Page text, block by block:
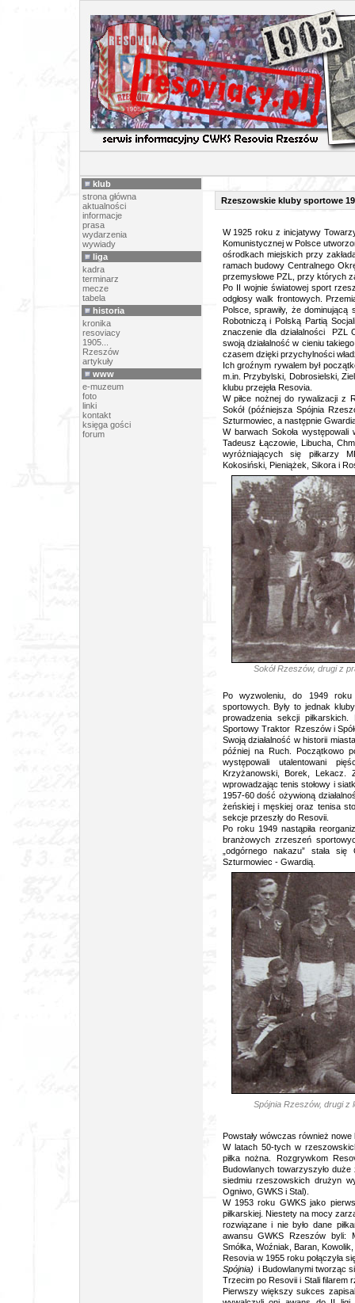
klub
strona główna
aktualności
informacje
prasa
wydarzenia
wywiady
liga
kadra
terminarz
mecze
tabela
historia
kronika
resoviacy
1905...
Rzeszów
artykuły
www
e-muzeum
foto
linki
kontakt
księga gości
forum
Rzeszowskie kluby sportowe
W 1925 roku z inicjatywy
Komunistycznej w Polsce
ośrodkach miejskich przy
ramach budowy Centralnego
przemysłowe PZL, przy których
Po II wojnie światowej sport
odgłosy walk frontowych.
Polsce, sprawiły, że dominującą
Robotniczą i Polską Partią
znaczenie dla działalności PZL
swoją działalność w cieniu
czasem dzięki przychylności
Ich groźnym rywalem był
m.in. Przybylski, Dobrosielski,
klubu przejęła Resovia.
W piłce nożnej do rywalizacji z
Sokół (późniejsza Spójnia
Szturmowiec, a następnie
W barwach Sokoła
Tadeusz Łączowie, Libucha,
wyróżniających się piłkarzy
Kokosiński, Pieniążek, Sikora i
Sokół Rzeszów, drugi z
Po wyzwoleniu, do 1949
sportowych. Były to jednak
prowadzenia sekcji
Sportowy Traktor Rzeszów i
Swoją działalność w historii
później na Ruch. Początkowo
występowali utalentowani
Krzyżanowski, Borek,
wprowadzając tenis stołowy i
1957-60 dość ożywioną
żeńskiej i męskiej oraz tenisa
sekcje przeszły do Resovii.
Po roku 1949 nastąpiła
branżowych zrzeszeń
„odgórnego nakazu” stała
Szturmowiec - Gwardią.
Spójnia Rzeszów, drugi z
Powstały wówczas również
W latach 50-tych w
piłka nożna. Rozgrywkom
Budowlanych towarzyszyło
siedmiu rzeszowskich drużyn
Ogniwo, GWKS i Stal).
W 1953 roku GWKS jako
piłkarskiej. Niestety na mocy
rozwiązane i nie było dane
awansu GWKS Rzeszów byli:
Smółka, Woźniak, Baran,
Resovia w 1955 roku połączyła
Spójnia) i Budowlanymi tworząc
Trzecim po Resovii i Stali filarem
Pierwszy większy sukces